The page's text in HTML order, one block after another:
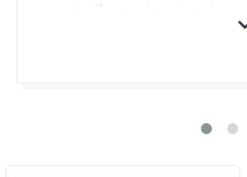
creaturile marine te
adâncurilor. Alege acest